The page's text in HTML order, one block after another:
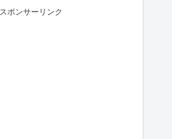
スポンサーリンク